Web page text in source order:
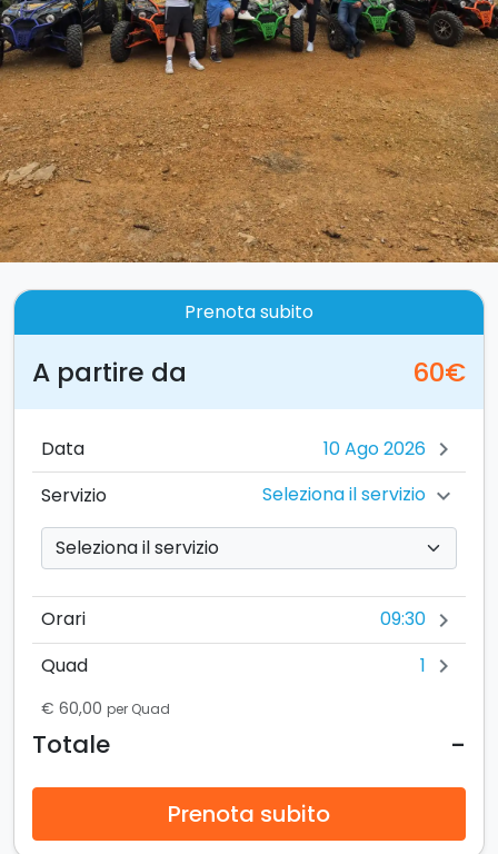
Prenota subito
A partire da 60€
Data chevron_right
Servizio Seleziona il servizio chevron_right
Orari 09:30 chevron_right
Quad 1 chevron_right
€ 60,00 per Quad
Totale -
Prenota subito